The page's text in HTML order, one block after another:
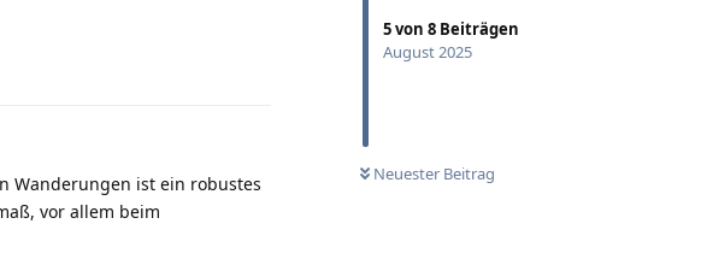
5von 8 Beiträgen
August 2025
Neuester Beitrag
Wanderungen ist ein robustes
vor allem beim